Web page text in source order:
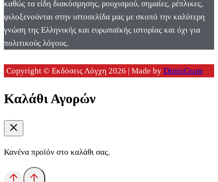
καθώς τα είδη διακόσμησης, ρουχισμού, σημαίες, ρέπλικες,
φιλοξενούνται στην ιστοσελίδα μας με σκοπό την καλύτερη
γνώση της Ελληνικής και ευρωπαϊκής ιστορίας και όχι για
πολιτικούς λόγους.
Copyright © Εκδόσεις Λόγχη 2026 | Made by DimisGram
Καλάθι Αγορών
Κανένα προϊόν στο καλάθι σας.